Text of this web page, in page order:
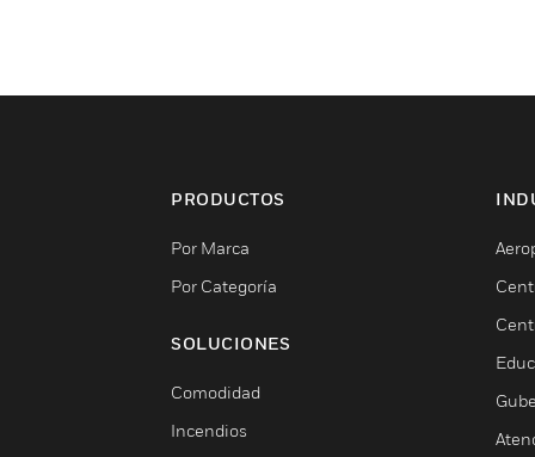
PRODUCTOS
Por Marca
Por Categoría
SOLUCIONES
Comodidad
Incendios